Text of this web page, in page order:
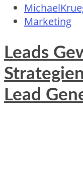
Marketing
Leads
Lead